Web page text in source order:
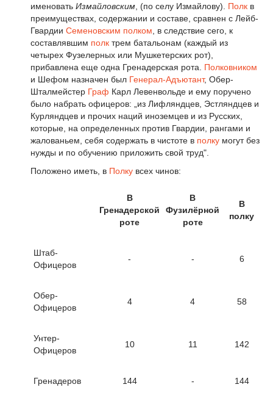
именовать Измайловским , (по селу Измайлову). Полк в
преимуществах, содержании и составе, сравнен с Лейб-
Гвардии Семеновским полком , в следствие сего, к
составлявшим полк трем батальонам (каждый из
четырех Фузелерных или Мушкетерских рот),
прибавлена еще одна Гренадерская рота. Полковником
и Шефом назначен был Генерал-Адъютант, Обер-
Шталмейстер Граф Карл Левенвольде и ему поручено
было набрать офицеров: „из Лифляндцев, Эстляндцев и
Курляндцев и прочих наций иноземцев и из Русских,
которые, на определенных против Гвардии, рангами и
жалованьем, себя содержать в чистоте в полку могут без
нужды и по обучению приложить свой труд".
Положено иметь, в Полку всех чинов:
В
Гренадерской
роте
В
Фузилёрной
роте
В
полку
Штаб-
Офицеров
- - 6
Обер-
Офицеров
4 4 58
Унтер-
Офицеров
10 11 142
Гренадеров 144 - 144